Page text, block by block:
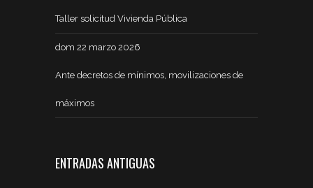
Taller solicitud Vivienda Pública
dom 22 marzo 2026
Ante decretos de mínimos, movilizaciones de
máximos
ENTRADAS ANTIGUAS